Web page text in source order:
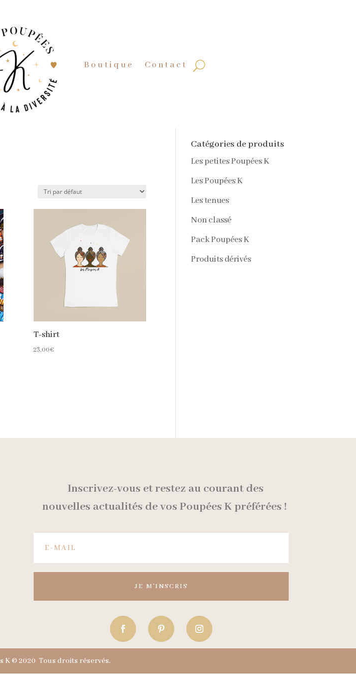
Boutique Contact
T-shirt
23,00€
Catégories de produits
Les petites Poupées K
Les Poupées K
Les tenues
Non classé
Pack Poupées K
Produits dérivés
Inscrivez-vous et restez au courant des
nouvelles actualités de vos Poupées K préférées !
JE M'INSCRIS
K © 2020 Tous droits réservés.